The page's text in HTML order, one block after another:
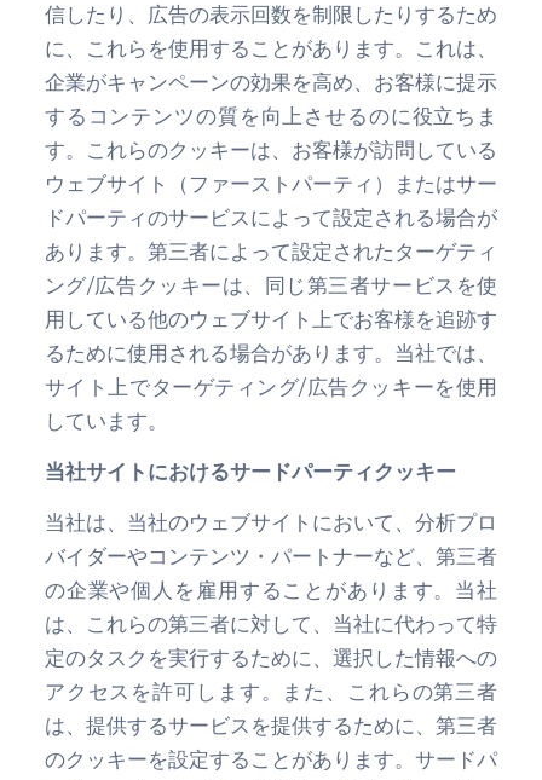
信したり、広告の表示回数を制限したりするため
に、これらを使用することがあります。これは、
企業がキャンペーンの効果を高め、お客様に提示
するコンテンツの質を向上させるのに役立ちま
す。これらのクッキーは、お客様が訪問している
ウェブサイト（ファーストパーティ）またはサー
ドパーティのサービスによって設定される場合が
あります。第三者によって設定されたターゲティ
ング/広告クッキーは、同じ第三者サービスを使
用している他のウェブサイト上でお客様を追跡す
るために使用される場合があります。当社では、
サイト上でターゲティング/広告クッキーを使用
しています。
当社サイトにおけるサードパーティクッキー
当社は、当社のウェブサイトにおいて、分析プロ
バイダーやコンテンツ・パートナーなど、第三者
の企業や個人を雇用することがあります。当社
は、これらの第三者に対して、当社に代わって特
定のタスクを実行するために、選択した情報への
アクセスを許可します。また、これらの第三者
は、提供するサービスを提供するために、第三者
のクッキーを設定することがあります。サードパ